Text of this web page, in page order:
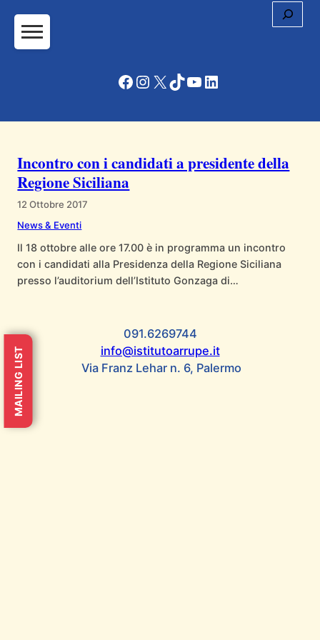
Vai
contenuto
Facebook
Instagram
X TikTok
YouTube
LinkedIn
Incontro con i candidati a presidente della
Regione Siciliana
12 Ottobre 2017
News & Eventi
Il 18 ottobre alle ore 17.00 è in programma un incontro
con i candidati alla Presidenza della Regione Siciliana
presso l’auditorium dell’Istituto Gonzaga di
dall’Istituto Arrupe. L’incontro prende anche spunto dalle
indicazioni della Conferenza Episcopale Siciliana che ha
sollecitato le varie…
091.6269744
info@istitutoarrupe.it
Via Franz Lehar n. 6, Palermo
MAILING LIST